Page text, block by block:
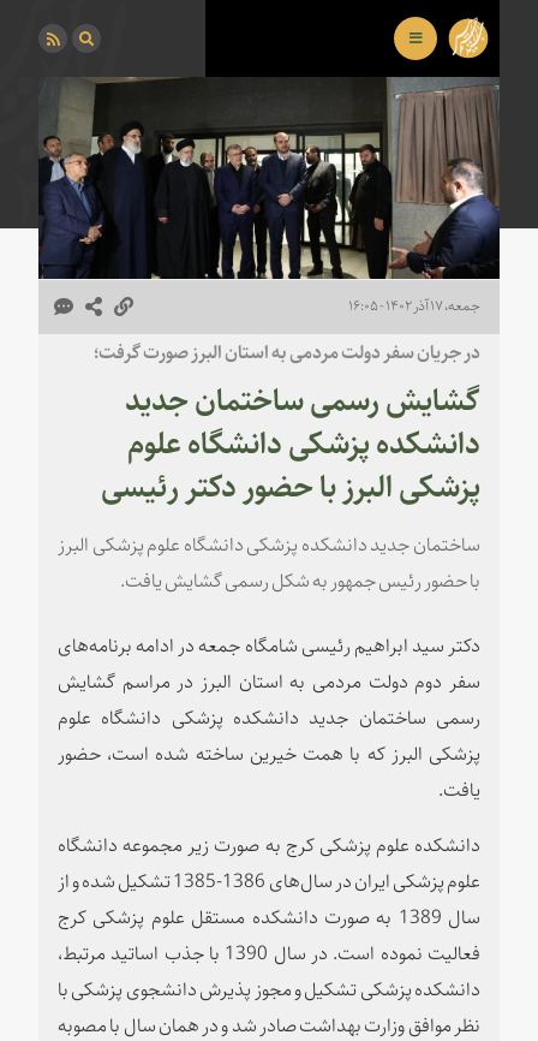
جمعه، ۱۷ آذر ۱۴۰۲ - ۱۶:۰۵
در جریان سفر دولت مردمی به استان البرز صورت گرفت؛
گشایش رسمی ساختمان جدید
دانشکده پزشکی دانشگاه علوم
پزشکی البرز با حضور دکتر رئیسی
ساختمان جدید دانشکده پزشکی دانشگاه علوم پزشکی البرز
با حضور رئیس جمهور به شکل رسمی گشایش یافت.
دکتر سید ابراهیم رئیسی شامگاه جمعه در ادامه برنامه‌های
سفر دوم دولت مردمی به استان البرز در مراسم گشایش
رسمی ساختمان جدید دانشکده پزشکی دانشگاه علوم
پزشکی البرز که با همت خیرین ساخته شده است، حضور
یافت.
دانشکده علوم پزشکی کرج به صورت زیر مجموعه دانشگاه
علوم پزشکی ایران در سال‌های 1386-1385 تشکیل شده و از
سال 1389 به صورت دانشکده مستقل علوم پزشکی کرج
فعالیت نموده است. در سال 1390 با جذب اساتید مرتبط،
دانشکده پزشکی تشکیل و مجوز پذیرش دانشجوی پزشکی با
نظر موافق وزارت بهداشت صادر شد و در همان سال با مصوبه